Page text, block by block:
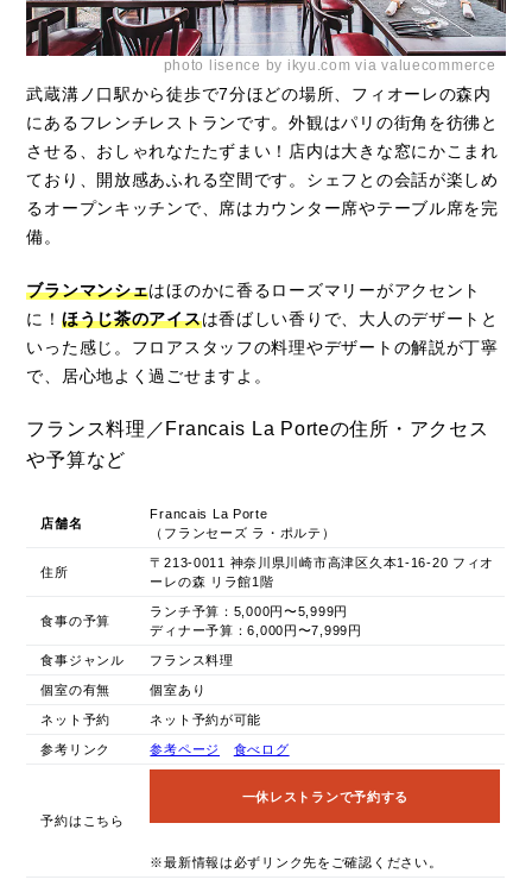
photo lisence by ikyu.com via valuecommerce
武蔵溝ノ口駅から徒歩で7分ほどの場所、フィオーレの森内
にあるフレンチレストランです。外観はパリの街角を彷彿と
させる、おしゃれなたたずまい！店内は大きな窓にかこまれ
ており、開放感あふれる空間です。シェフとの会話が楽しめ
るオープンキッチンで、席はカウンター席やテーブル席を完
備。
ブランマンシェはほのかに香るローズマリーがアクセント
に！ ほうじ茶のアイスは香ばしい香りで、大人のデザートと
いった感じ。フロアスタッフの料理やデザートの解説が丁寧
で、居心地よく過ごせますよ。
フランス料理／Francais La Porteの住所・アクセス
や予算など
店舗名
Francais La Porte
（フランセーズ ラ・ポルテ）
住所
〒213-0011 神奈川県川崎市高津区久本1-16-20 フィオ
ーレの森 リラ館1階
食事の予算
ランチ予算：5,000円〜5,999円
ディナー予算：6,000円〜7,999円
食事ジャンル フランス料理
個室の有無 個室あり
ネット予約 ネット予約が可能
参考リンク 参考ページ 食べログ
予約はこちら
一休レストランで予約する
※最新情報は必ずリンク先をご確認ください。